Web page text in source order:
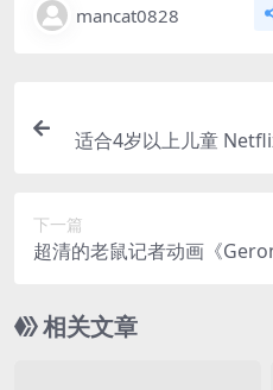
mancat0828
适合4岁以上儿童
下一篇
超清的老鼠记者动画《
相关文章